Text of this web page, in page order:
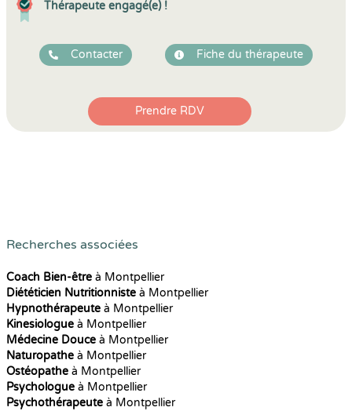
Thérapeute engagé(e) !
Contacter Fiche du thérapeute
Prendre RDV
Recherches associées
Coach Bien-être à Montpellier
Diététicien Nutritionniste à Montpellier
Hypnothérapeute à Montpellier
Kinesiologue à Montpellier
Médecine Douce à Montpellier
Naturopathe à Montpellier
Ostéopathe à Montpellier
Psychologue à Montpellier
Psychothérapeute à Montpellier